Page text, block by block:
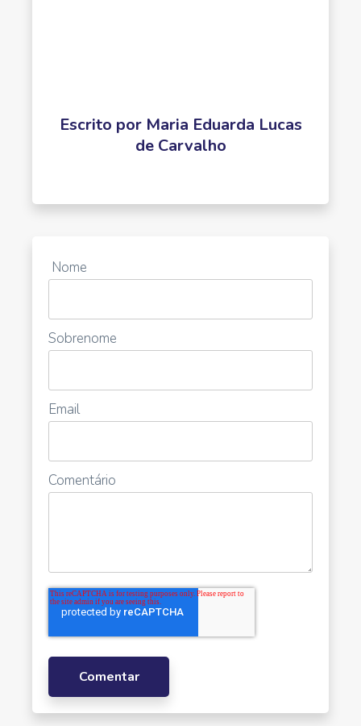
Escrito por Maria Eduarda Lucas
de Carvalho
Nome
Sobrenome
Email
Comentário